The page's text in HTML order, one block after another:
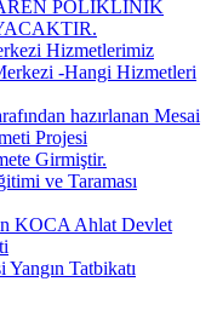
POLİKLİNİK
Hizmetlerimiz
-Hangi Hizmetleri
hazırlanan Mesai
Projesi
Girmiştir.
ve Taraması
KOCA Ahlat Devlet
Tatbikatı